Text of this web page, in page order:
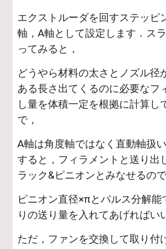
エクストルーダを回すステッピ
軸，A軸として設定します．ス
ってみると，
どうやら材料の太さとノズル径
ある長さ出てくるのに必要なフ
し量を体積一定を根拠に計算し
で，
A軸は角度軸ではなく直動軸扱
すると，フィラメントと送り出
ラック&ピニオンとみなせるので
ピニオン直径×πとパルス分解能
りの送り量を入れてあげればい
ただ，ファンを交換して取り付